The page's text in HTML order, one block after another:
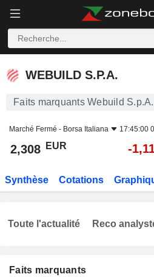
WEBUILD S.P.A.
WEBUILD S.P.A.
Faits marquants Webuild S.p.A.
Marché Fermé - Borsa Italiana 17:45:00
2,308 EUR -
Synthèse Cotations
Faits marquants
Toute l'actualité Reco